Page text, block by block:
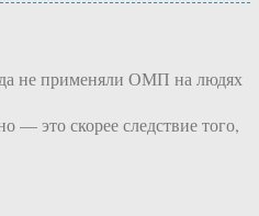
не применяли ОМП на людях
— это скорее следствие того,